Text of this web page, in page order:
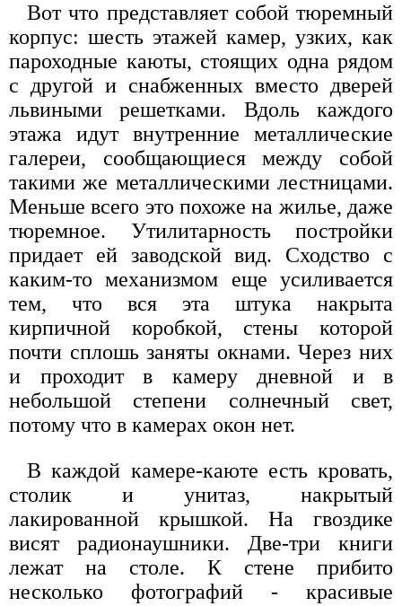
Вот что представляет собой тюремный
корпус: шесть этажей камер, узких, как
пароходные каюты, стоящих одна рядом
с другой и снабженных вместо дверей
львиными решетками. Вдоль каждого
этажа идут внутренние металлические
галереи, сообщающиеся между собой
такими же металлическими лестницами.
Меньше всего это похоже на жилье, даже
тюремное. Утилитарность постройки
придает ей заводской вид. Сходство с
каким-то механизмом еще усиливается
тем, что вся эта штука накрыта
кирпичной коробкой, стены которой
почти сплошь заняты окнами. Через них
и проходит в камеру дневной и в
небольшой степени солнечный свет,
потому что в камерах окон нет.
В каждой камере-каюте есть кровать,
столик и унитаз, накрытый
лакированной крышкой. На гвоздике
висят радионаушники. Две-три книги
лежат на столе. К стене прибито
несколько фотографий - красивые